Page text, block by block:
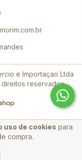
uso de cookies para
compra.
e Importaçao Ltda
reservados.